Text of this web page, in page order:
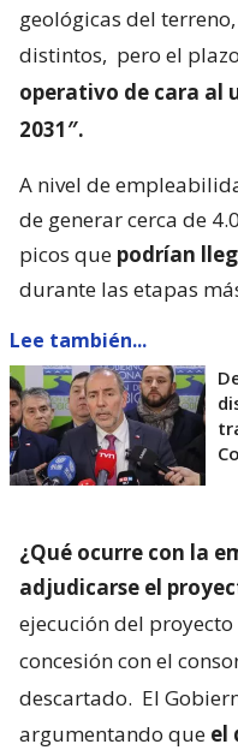
geológicas del
distintos, pero el
operativo de cara al
2031″.
A nivel de
de generar cerca de
picos que podrían
durante las etapas
Lee también...
¿Qué ocurre con la
adjudicarse el
ejecución del
concesión con el
descartado. El
argumentando que el